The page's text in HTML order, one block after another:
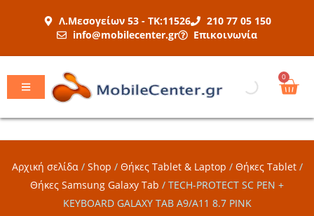
Λ.Μεσογείων 53 - ΤΚ:11526
210 77 05 150
info@mobilecenter.gr
Επικοινωνία
0
Αρχική σελίδα / Shop / Θήκες Tablet & Laptop / Θήκες Tablet/
Θήκες Samsung Galaxy Tab / TECH-PROTECT SC PEN +
KEYBOARD GALAXY TAB A9/A11 8.7 PINK